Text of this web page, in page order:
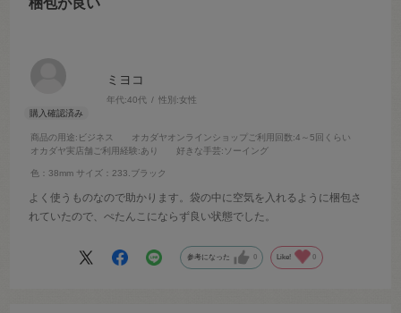
ミヨコ
年代:40代 性別:女性
商品の用途:ビジネス オカダヤオンラインショップご利用回数:4～5回くらい
オカダヤ実店舗ご利用経験:あり 好きな手芸:ソーイング
色：38mm サイズ：233.ブラック
よく使うものなので助かります。袋の中に空気を入れるように梱包さ
れていたので、ぺたんこにならず良い状態でした。
参考になった 0 Like! 0